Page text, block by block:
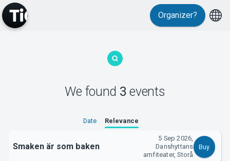
MyTickster
Support
Organizer?
We found 3 events
Date Relevance
Smaken är som baken
5 Sep 2026,
Danshyttans
amfiteater, Storå
Buy